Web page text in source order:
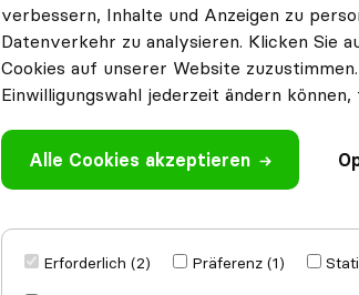
verbessern, Inhalte und Anzeigen zu
Datenverkehr zu analysieren. Klicken Sie
Cookies auf unserer Website
Einwilligungswahl jederzeit ändern können,
Alle Cookies akzeptieren
Erforderlich (2) Präferenz (1)